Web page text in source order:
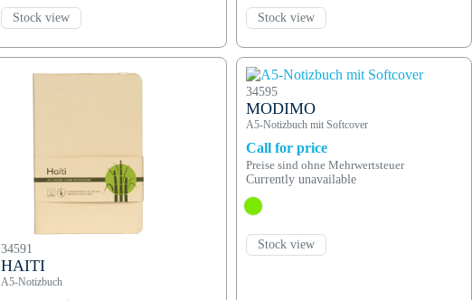
Stock view Stock view
34591
HAITI
A5-Notizbuch
34595
MODIMO
A5-Notizbuch mit Softcover
Call for price
Preise sind ohne Mehrwertsteuer
Currently unavailable
Stock view